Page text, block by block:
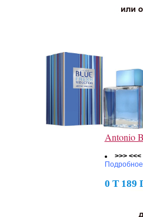
Antonio
>>> <<<
0 Т 189